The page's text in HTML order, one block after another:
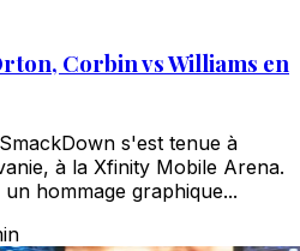
Corbin vs Williams en
s'est tenue à
à la Xfinity Mobile Arena.
hommage graphique...